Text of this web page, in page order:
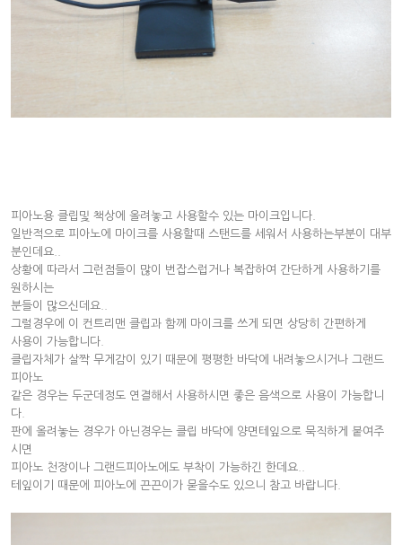
피아노용 클립및 책상에 올려놓고 사용할수 있는 마이크입니다.
일반적으로 피아노에 마이크를 사용할때 스탠드를 세워서 사용하는부분이 대부
분인데요..
상황에 따라서 그런점들이 많이 번잡스럽거나 복잡하여 간단하게 사용하기를
원하시는
분들이 많으신데요..
그럴경우에 이 컨트리맨 클립과 함께 마이크를 쓰게 되면 상당히 간편하게
사용이 가능합니다.
클립자체가 살짝 무게감이 있기 때문에 평평한 바닥에 내려놓으시거나 그랜드
피아노
같은 경우는 두군데정도 연결해서 사용하시면 좋은 음색으로 사용이 가능합니
다.
판에 올려놓는 경우가 아닌경우는 클립 바닥에 양면테잎으로 묵직하게 붙여주
시면
피아노 천장이나 그랜드피아노에도 부착이 가능하긴 한데요..
테잎이기 때문에 피아노에 끈끈이가 묻을수도 있으니 참고 바랍니다.